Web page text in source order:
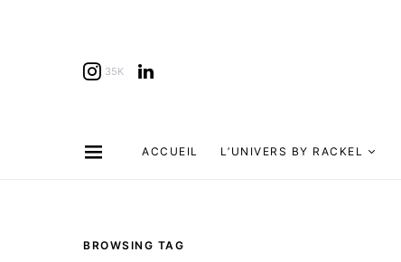
35K
ACCUEIL L’UNIVERS BY RACKEL
BROWSING TAG